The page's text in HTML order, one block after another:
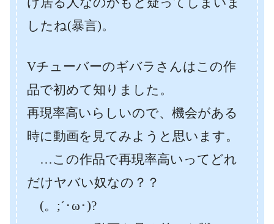
したね(暴言)。
Vチューバーのギバラさんはこの作
品で初めて知りました。
再現率高いらしいので、機会がある
時に動画を見てみようと思います。
…この作品で再現率高いってどれ
だけヤバい奴なの？？
(。;´･ω･)?